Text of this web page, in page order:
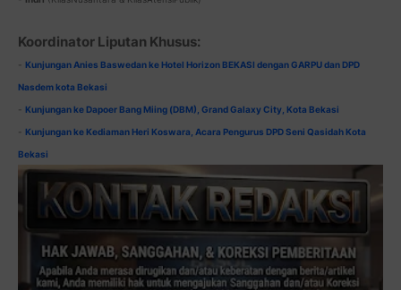
Koordinator Liputan Khusus:
Kunjungan Anies Baswedan ke Hotel Horizon BEKASI dengan GARPU dan DPD
Nasdem kota Bekasi
Kunjungan ke Dapoer Bang Miing (DBM), Grand Galaxy City, Kota Bekasi
Kunjungan ke Kediaman Heri Koswara, Acara Pengurus DPD Seni Qasidah Kota
Bekasi